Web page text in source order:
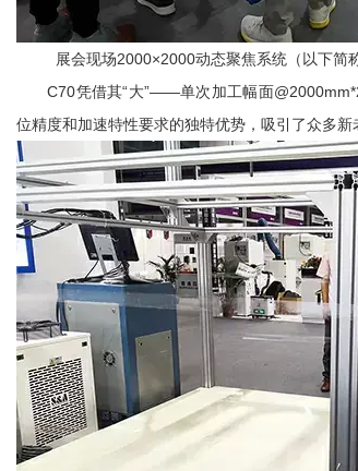
展会现场2000×2000动态聚焦系统（以下简
C70凭借其“大”——单次加工幅面
位精度和加速特性要求的独特优势，吸引了众多新